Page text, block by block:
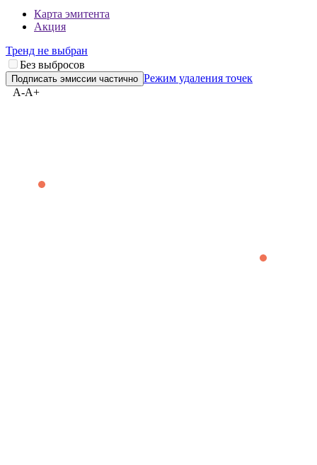
Карта эмитента
Акция
Тренд не выбран
Без выбросов
Режим удаления точек